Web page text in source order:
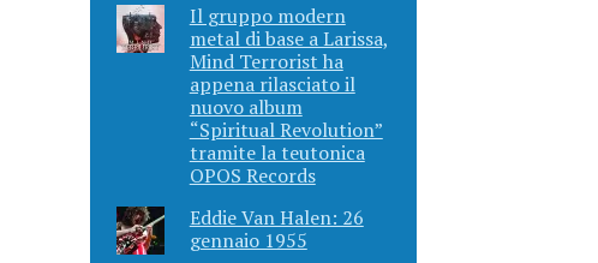
Il gruppo modern
metal di base a Larissa,
Mind Terrorist ha
appena rilasciato il
nuovo album
“Spiritual Revolution”
tramite la teutonica
OPOS Records
Eddie Van Halen: 26
gennaio 1955